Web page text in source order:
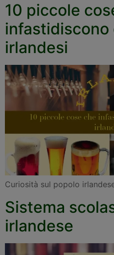
10 piccole
infastidiscono
irlandesi
Curiosità sul popolo
Sistema
irlandese